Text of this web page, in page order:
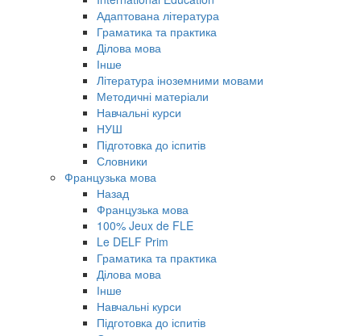
Адаптована література
Граматика та практика
Ділова мова
Інше
Література іноземними мовами
Методичні матеріали
Навчальні курси
НУШ
Підготовка до іспитів
Словники
Французька мова
Назад
Французька мова
100% Jeux de FLE
Le DELF Prim
Граматика та практика
Ділова мова
Інше
Навчальні курси
Підготовка до іспитів